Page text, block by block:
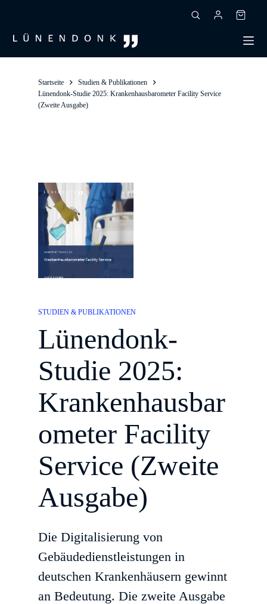
Startseite
Studien & Publikationen
Lünendonk-Studie 2025: Krankenhausbarometer Facility Service
(Zweite Ausgabe)
STUDIEN & PUBLIKATIONEN
Lünendonk-
Studie 2025:
Krankenhausbar
ometer Facility
Service (Zweite
Ausgabe)
Die Digitalisierung von
Gebäudedienstleistungen in
deutschen Krankenhäusern gewinnt
an Bedeutung. Die zweite Ausgabe